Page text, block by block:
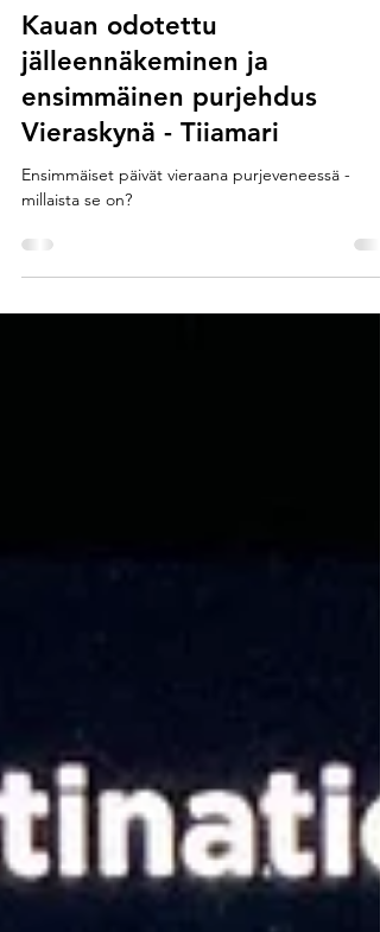
Vali
6.4.2025
4 min käytetty lukemiseen
Kauan odotettu
jälleennäkeminen ja
ensimmäinen purjehdus
Vieraskynä - Tiiamari
Ensimmäiset päivät vieraana purjeveneessä -
millaista se on?